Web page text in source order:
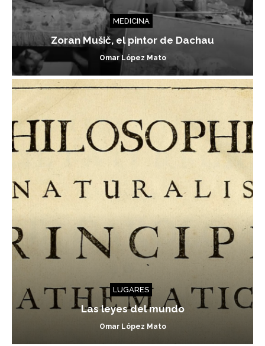
MEDICINA
Zoran Mušič, el pintor de Dachau
Omar López Mato
LUGARES
Las leyes del mundo
Omar López Mato